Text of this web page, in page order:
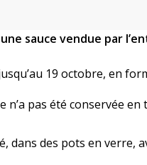
sauce vendue par
19 octobre, en
n’a pas été conservée
dans des pots en verre,